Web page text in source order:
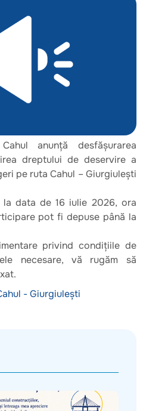
anunță desfășurarea
dreptului de deservire a
pe ruta Cahul – Giurgiulești
data de 16 iulie 2026, ora
pot fi depuse până la
privind condițiile de
necesare, vă rugăm să
- Giurgiulești